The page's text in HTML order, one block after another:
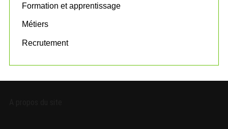
Formation et apprentissage
Métiers
Recrutement